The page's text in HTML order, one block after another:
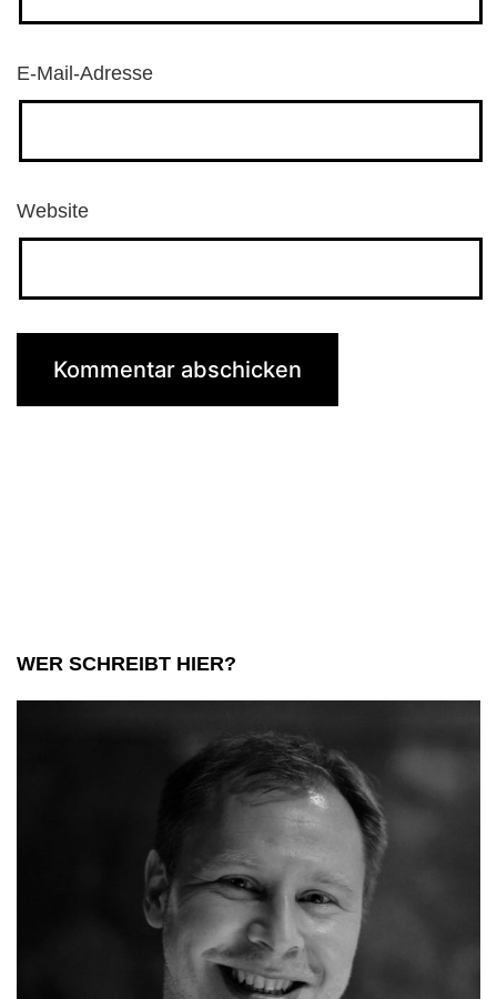
E-Mail-Adresse
Website
WER SCHREIBT HIER?